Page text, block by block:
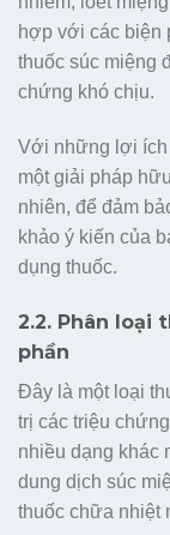
hợp với các biện
thuốc súc miệng
chứng khó chịu.
Với những lợi ích
một giải pháp
nhiên, để đảm
khảo ý kiến của
dụng thuốc.
2.2. Phân loại
phần
Đây là một loại
trị các triệu
nhiều dạng khác
dung dịch súc
thuốc chữa nhiệt